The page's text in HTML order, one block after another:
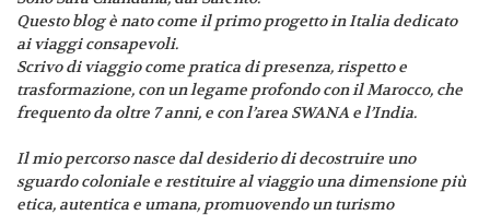
Questo blog è nato come il primo progetto in Italia dedicato
ai viaggi consapevoli.
Scrivo di viaggio come pratica di presenza, rispetto e
trasformazione, con un legame profondo con il Marocco, che
frequento da oltre 7 anni, e con l’area SWANA e l’India.
Il mio percorso nasce dal desiderio di decostruire uno
sguardo coloniale e restituire al viaggio una dimensione più
etica, autentica e umana, promuovendo un turismo